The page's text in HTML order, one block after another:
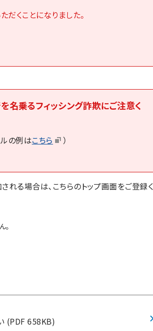
だくことになりました。
名乗るフィッシング詐欺にご注意く
ルの例はこちら ）
れる場合は、こちらのトップ画面をご登録く
。
(PDF 658KB)